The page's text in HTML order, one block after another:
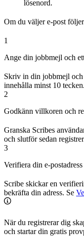
lösenord.
Om du väljer e-post följer
1
Ange din jobbmejl och
Skriv in din jobbmejl och
innehålla minst 10 tecken.
2
Godkänn villkoren och
Granska Scribes
och slutför sedan
3
Verifiera din e-postadress
Scribe skickar en
bekräfta din adress. Se
När du registrerar dig
och startar din gratis